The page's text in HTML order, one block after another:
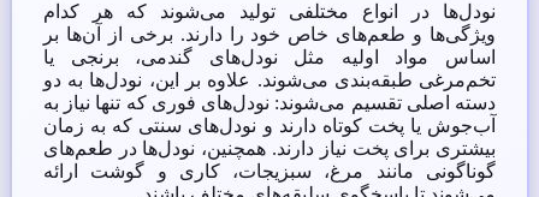
نودل‌ها در انواع مختلفی تولید می‌شوند که هر کدام
ویژگی‌ها و طعم‌های خاص خود را دارند. برخی از آن‌ها بر
اساس مواد اولیه مثل نودل‌های گندمی، برنجی یا
تخم‌مرغی طبقه‌بندی می‌شوند. علاوه بر این، نودل‌ها به دو
دسته اصلی تقسیم می‌شوند: نودل‌های فوری که تنها نیاز به
آب‌جوش یا پخت کوتاه دارند و نودل‌های سنتی که به زمان
بیشتری برای پخت نیاز دارند. همچنین، نودل‌ها در طعم‌های
گوناگونی مانند مرغ، سبزیجات، کاری و گوشت ارائه